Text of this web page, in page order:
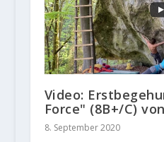
Video:
Force" (8B+/C)
8. September 2020